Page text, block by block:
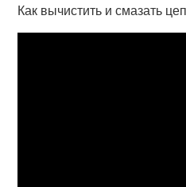
Как вычистить и смазать